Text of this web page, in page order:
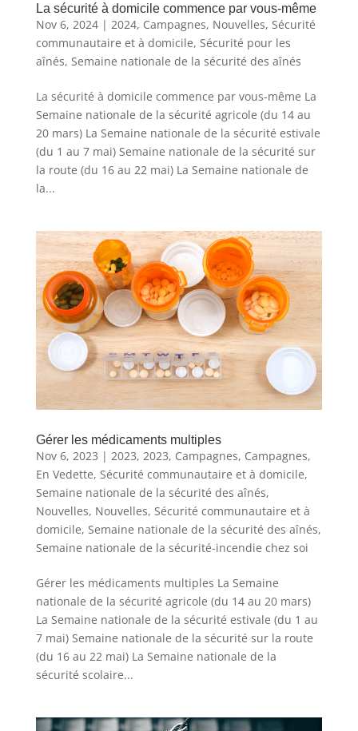
La sécurité à domicile commence par vous-même
Nov 6, 2024| 2024, Campagnes, Nouvelles, Sécurité
communautaire et à domicile, Sécurité pour les
aînés, Semaine nationale de la sécurité des aînés
La sécurité à domicile commence par vous-même La
Semaine nationale de la sécurité agricole (du 14 au
20 mars) La Semaine nationale de la sécurité estivale
(du 1 au 7 mai) Semaine nationale de la sécurité sur
la route (du 16 au 22 mai) La Semaine nationale de
la...
Gérer les médicaments multiples
Nov 6, 2023 | 2023, 2023, Campagnes, Campagnes,
En Vedette, Sécurité communautaire et à domicile,
Semaine nationale de la sécurité des aînés,
Nouvelles, Nouvelles, Sécurité communautaire et à
domicile, Semaine nationale de la sécurité des aînés,
Semaine nationale de la sécurité-incendie chez soi
Gérer les médicaments multiples La Semaine
nationale de la sécurité agricole (du 14 au 20 mars)
La Semaine nationale de la sécurité estivale (du 1 au
7 mai) Semaine nationale de la sécurité sur la route
(du 16 au 22 mai) La Semaine nationale de la
sécurité scolaire...